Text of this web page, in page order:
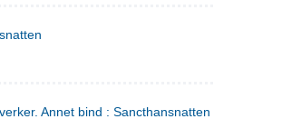
Annet bind : Sancthansnatten ; Fru Inger